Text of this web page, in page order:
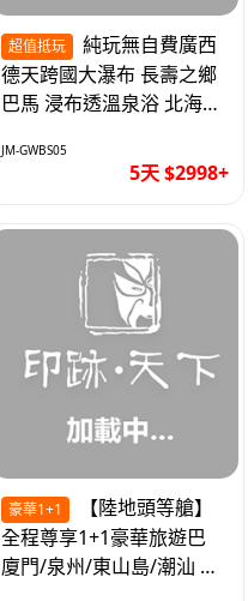
超值抵玩
德天跨國大瀑布 長壽之鄉
巴馬 浸布透溫泉浴 北海銀
JM-GWBS05
5天 $2998+
豪華1+1
全程尊享1+1豪華旅遊巴
廈門/泉州/東山島/潮汕 精